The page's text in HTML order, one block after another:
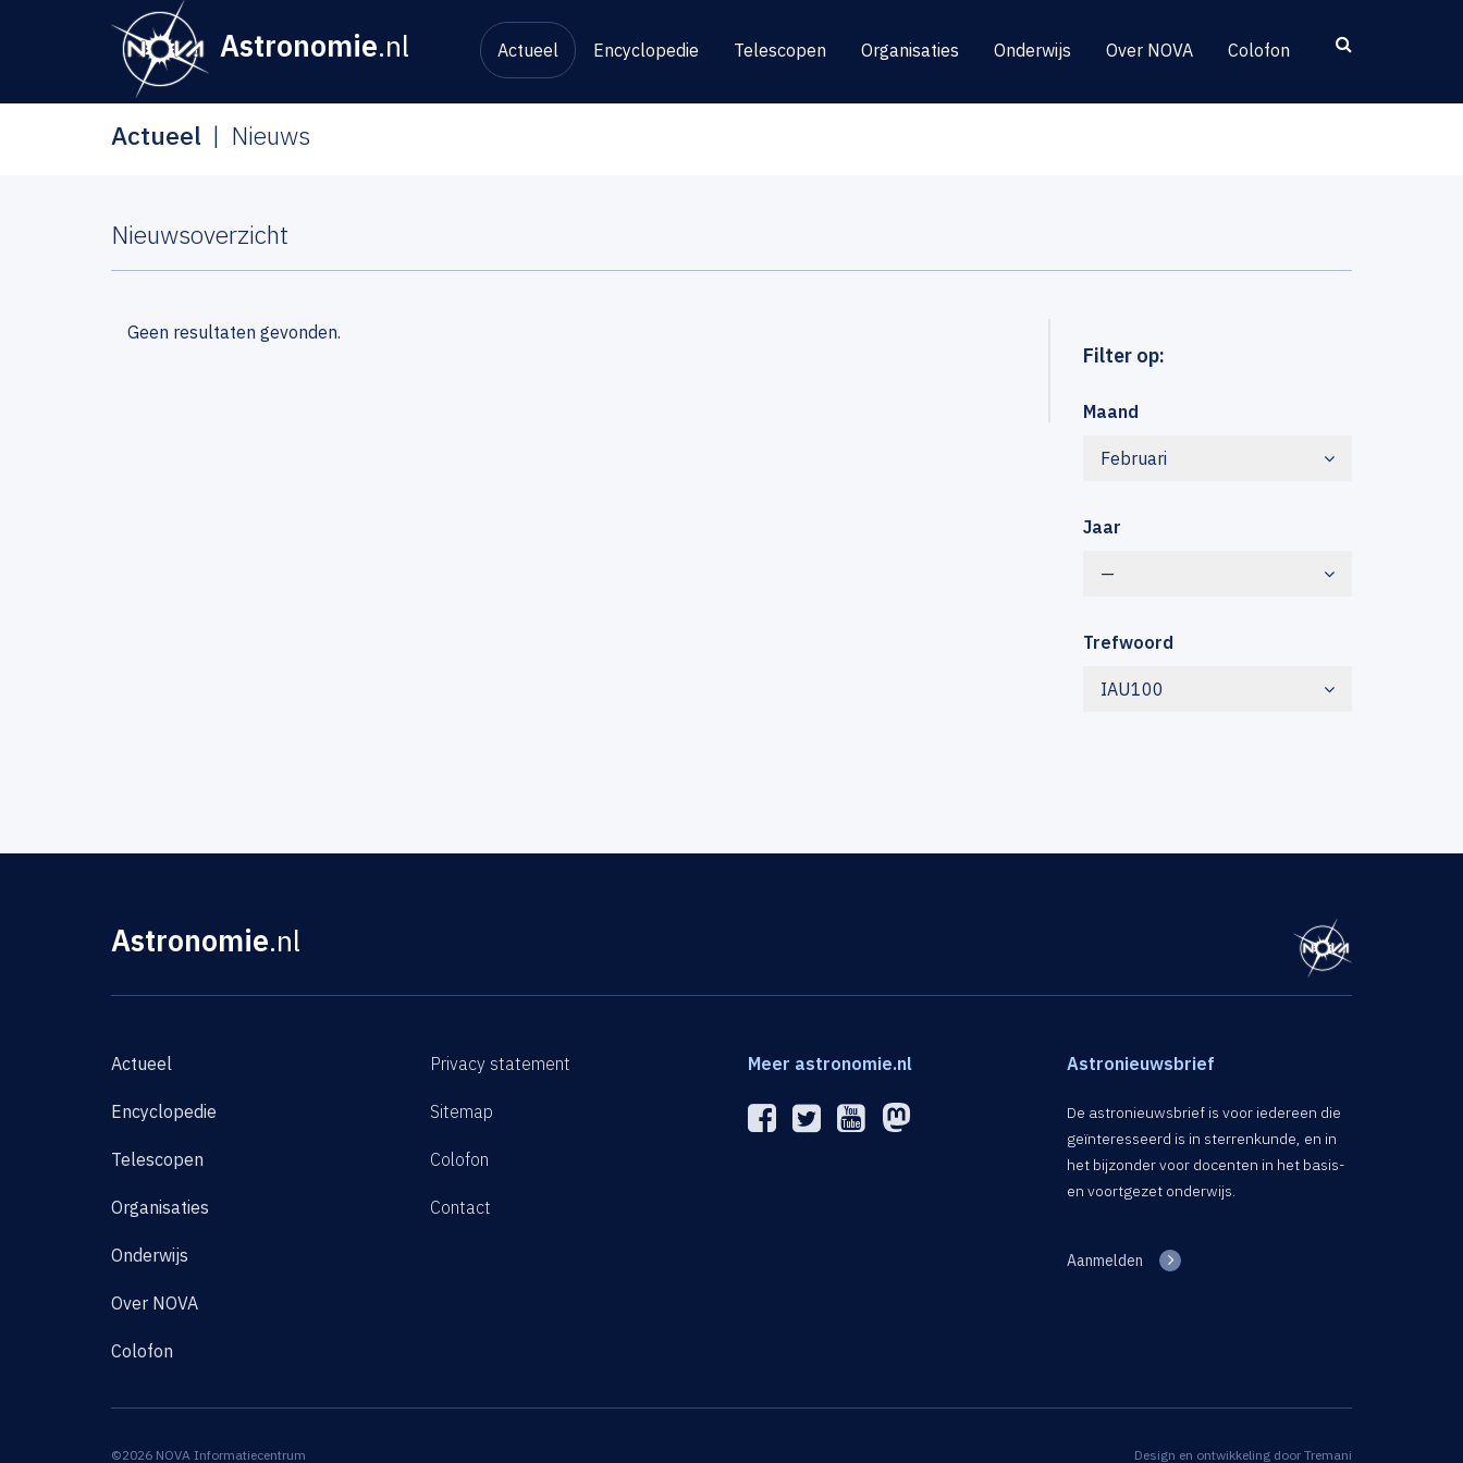
Astronomie.nl Actueel Encyclopedie Telescopen Organisaties Onderwijs Over NOVA Colofon
Actueel Nieuws
Nieuwsoverzicht
Filter op:
Maand
Februari
Jaar
—
Trefwoord
IAU100
Geen resultaten gevonden.
Astronomie.nl
Actueel
Encyclopedie
Telescopen
Organisaties
Onderwijs
Over NOVA
Colofon
Privacy statement
Sitemap
Colofon
Contact
Meer astronomie.nl Astronieuwsbrief
De astronieuwsbrief is voor iedereen die
geïnteresseerd is in sterrenkunde, en in
het bijzonder voor docenten in het basis-
en voortgezet onderwijs.
Aanmelden
©2026 NOVA Informatiecentrum Design en ontwikkeling door Tremani